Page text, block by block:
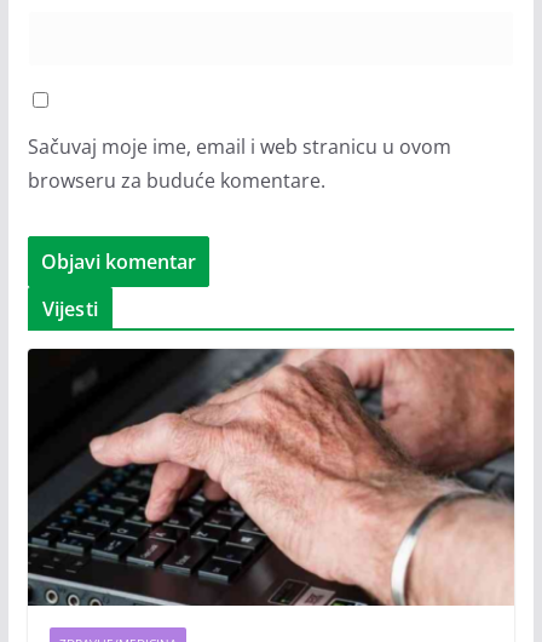
Sačuvaj moje ime, email i web stranicu u ovom
browseru za buduće komentare.
Vijesti